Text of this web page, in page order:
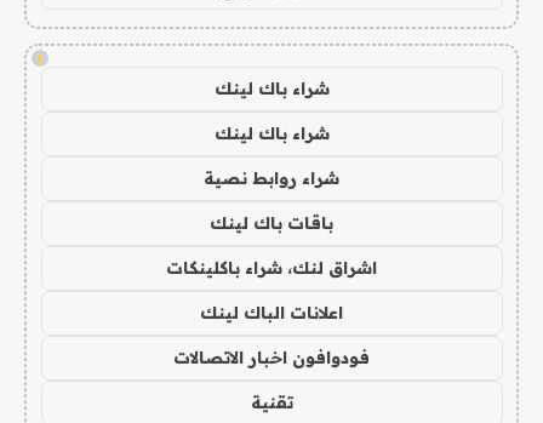
!
شراء باك لينك
شراء باك لينك
شراء روابط نصية
باقات باك لينك
اشراق لنك، شراء باكلينكات
اعلانات الباك لينك
فودوافون اخبار الاتصالات
تقنية